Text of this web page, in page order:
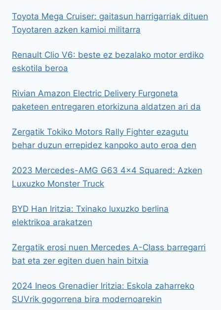
Toyota Mega Cruiser: gaitasun harrigarriak dituen
Toyotaren azken kamioi militarra
Renault Clio V6: beste ez bezalako motor erdiko
eskotila beroa
Rivian Amazon Electric Delivery Furgoneta
paketeen entregaren etorkizuna aldatzen ari da
Zergatik Tokiko Motors Rally Fighter ezagutu
behar duzun errepidez kanpoko auto eroa den
2023 Mercedes-AMG G63 4×4 Squared: Azken
Luxuzko Monster Truck
BYD Han Iritzia: Txinako luxuzko berlina
elektrikoa arakatzen
Zergatik erosi nuen Mercedes A-Class barregarri
bat eta zer egiten duen hain bitxia
2024 Ineos Grenadier Iritzia: Eskola zaharreko
SUVrik gogorrena bira modernoarekin